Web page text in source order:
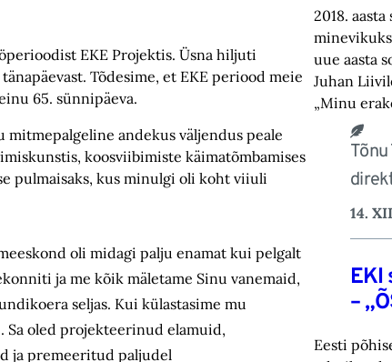
EKE Projektis. Üsna hiljuti
Tõdesime, et EKE periood meie
65. sünnipäeva.
mitmepalgeline andekus väljendus peale
koosviibimiste käimatõmbamises
pulmaisaks, kus minulgi oli koht viiuli
oli midagi palju enamat kui pelgalt
ja me kõik mäletame Sinu vanemaid,
seljas. Kui külastasime mu
Sa oled projekteerinud elamuid,
ja premeeritud paljudel
2018. aasta
uue aasta
Juhan
„Minu
Tõnu
14.
EKI
–
Eesti